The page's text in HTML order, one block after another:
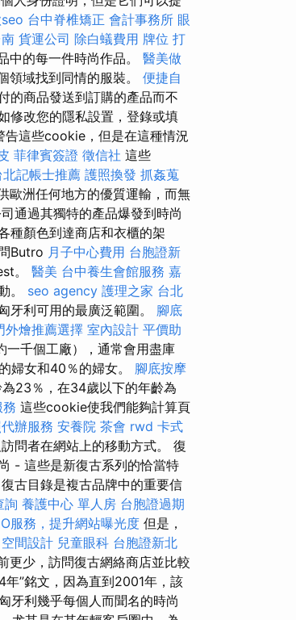
台中脊椎矯正 會計事務所 眼
貨運公司 除白蟻費用 牌位 打
中的每一件時尚作品。 醫美做
領域找到同情的服裝。 便捷自
的商品發送到訂購的產品而不
修改您的隱私設置，登錄或填
告這些cookie，但是在這種情況
菲律賓簽證 徵信社 這些
北記帳士推薦 護照換發 抓姦蒐
歐洲任何地方的優質運輸，而無
通過其獨特的產品爆發到時尚
種顏色到達商店和衣櫃的架
Butro 月子中心費用 台胞證新
。 醫美 台中養生會館服務 嘉
。 seo agency 護理之家 台北
牙利可用的最廣泛範圍。 腳底
外燴推薦選擇 室內設計 平價助
千個工廠），通常會用盡庫
婦女和40％的婦女。 腳底按摩
23％，在34歲以下的年齡為
這些cookie使我們能夠計算頁
辦服務 安養院 茶會 rwd 卡式
問者在網站上的移動方式。 復
- 這些是新復古系列的恰當特
古目錄是複古品牌中的重要信
詢 養護中心 單人房 台胞證過期
服務，提升網站曝光度 但是，
空間設計 兒童眼科 台胞證新北
更少，訪問復古網絡商店並比較
”銘文，因為直到2001年，該
牙利幾乎每個人而聞名的時尚